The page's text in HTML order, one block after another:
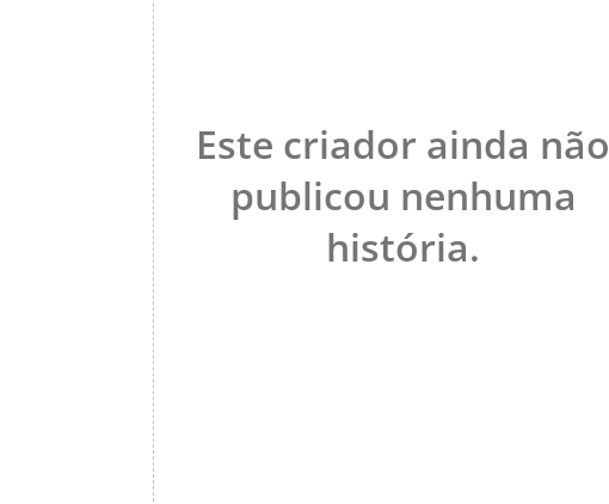
Este criador ainda não
publicou nenhuma
história.